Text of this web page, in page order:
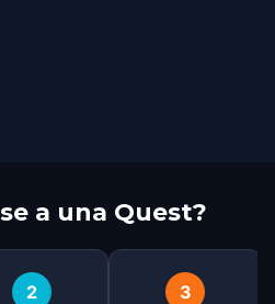
a una Quest?
2 3